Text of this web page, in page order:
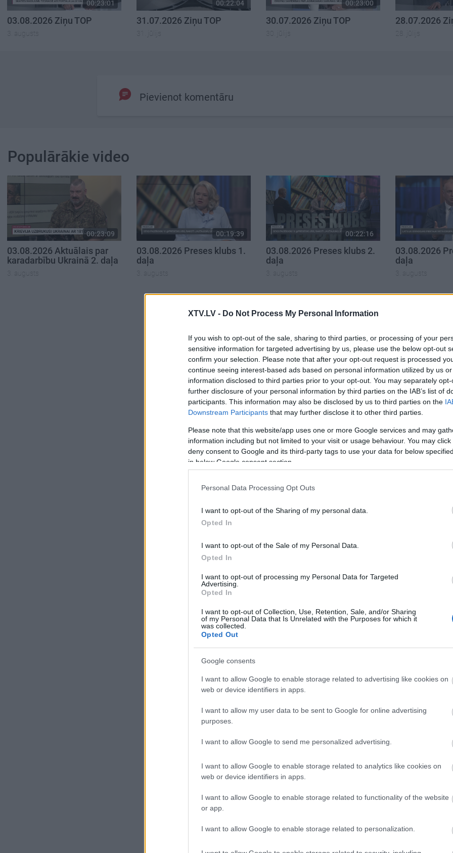
XTV.LV - Do Not Process My Personal Information
If you wish to opt-out of the sale, sharing to third parties, or processing of your
sensitive information for targeted advertising by us, please use the below opt-out
confirm your selection. Please note that after your opt-out request is processed
continue seeing interest-based ads based on personal information utilized by us
information disclosed to third parties prior to your opt-out. You may separately
further disclosure of your personal information by third parties on the IAB’s list of
participants. This information may also be disclosed by us to third parties on the
Downstream Participants that may further disclose it to other third parties.
Please note that this website/app uses one or more Google services and may
information including but not limited to your visit or usage behaviour. You may
deny consent to Google and its third-party tags to use your data for below
in below Google consent section.
Personal Data Processing Opt Outs
I want to opt-out of the Sharing of my personal data.
Opted In
I want to opt-out of the Sale of my Personal Data.
Opted In
I want to opt-out of processing my Personal Data for Targeted
Advertising.
Opted In
I want to opt-out of Collection, Use, Retention, Sale, and/or Sharing
of my Personal Data that Is Unrelated with the Purposes for which it
was collected.
Opted Out
Google consents
I want to allow Google to enable storage related to advertising like cookies on
web or device identifiers in apps.
I want to allow my user data to be sent to Google for online advertising
purposes.
I want to allow Google to send me personalized advertising.
I want to allow Google to enable storage related to analytics like cookies on
web or device identifiers in apps.
I want to allow Google to enable storage related to functionality of the website
or app.
I want to allow Google to enable storage related to personalization.
00:23:01
03.08.2026 Ziņu TOP
3. augusts
00:22:04
31.07.2026 Ziņu TOP
31. jūlijs
00:23:00
30.07.2026 Ziņu TOP
30. jūlijs
28.07.2026
28. jūlijs
Pievienot komentāru
Populārākie video
00:23:09
03.08.2026 Aktuālais par
karadarbību Ukrainā 2. daļa
3. augusts
00:19:39
03.08.2026 Preses klubs 1.
daļa
3. augusts
00:22:16
03.08.2026 Preses klubs 2.
daļa
3. augusts
03.08.2026
daļa
3. augusts